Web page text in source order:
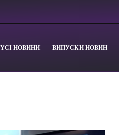
YСІ НОВИНИ ВИПУСКИ НОВИН